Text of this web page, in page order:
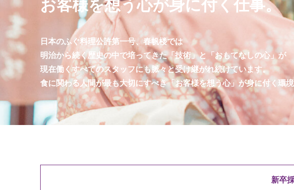
お客様を想う心が身に付く仕事。
日本のふぐ料理公許第一号、春帆楼では
明治から続く歴史の中で培ってきた「技術」と「おもてなしの心」が
現在働くすべてのスタッフにも脈々と受け継がれ続けています。
食に関わる人間が最も大切にすべき「お客様を想う心」が身に付く環境
新卒